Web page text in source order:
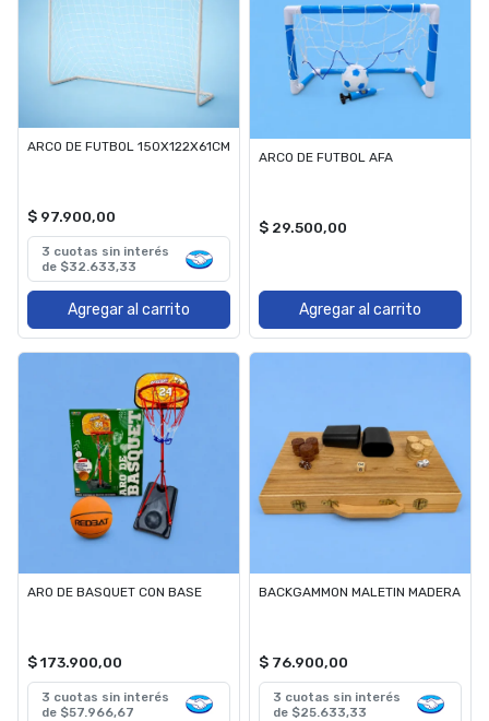
ARCO DE FUTBOL 150X122X61CM
$ 97.900,00
3 cuotas sin interés
de $32.633,33
Agregar al carrito
ARCO DE FUTBOL AFA
$ 29.500,00
Agregar al carrito
ARO DE BASQUET CON BASE
$ 173.900,00
3 cuotas sin interés
de $57.966,67
BACKGAMMON MALETIN MADERA
$ 76.900,00
3 cuotas sin interés
de $25.633,33